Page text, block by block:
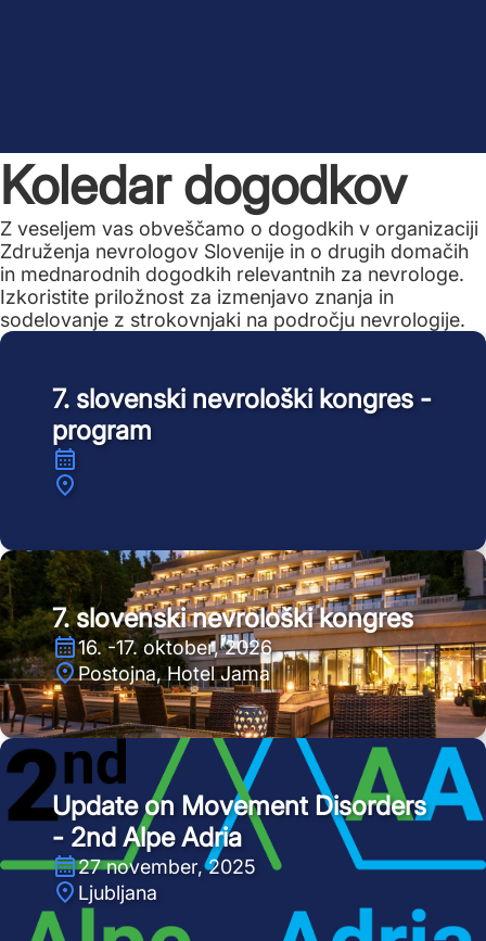
Koledar dogodkov
Z veseljem vas obveščamo o dogodkih v organizaciji
Združenja nevrologov Slovenije in o drugih domačih
in mednarodnih dogodkih relevantnih za nevrologe.
Izkoristite priložnost za izmenjavo znanja in
sodelovanje z strokovnjaki na področju nevrologije.
7. slovenski nevrološki kongres -
program
7. slovenski nevrološki kongres
16. -17. oktober, 2026
Postojna, Hotel Jama
Update on Movement Disorders
- 2nd Alpe Adria
27 november, 2025
Ljubljana